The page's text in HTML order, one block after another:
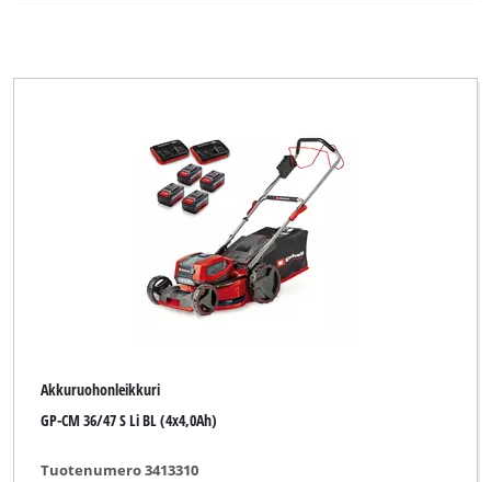
Akkuruohonleikkuri
GP-CM 36/47 S Li BL (4x4,0Ah)
Tuotenumero 3413310